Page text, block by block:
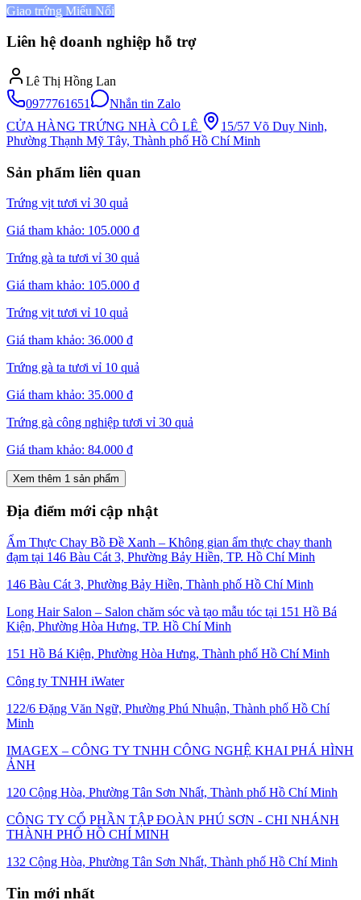
Giao trứng Miếu Nổi
Liên hệ doanh nghiệp hỗ trợ
Lê Thị Hồng Lan
0977761651
Nhắn tin Zalo
CỬA HÀNG TRỨNG NHÀ CÔ LÊ
15/57 Võ Duy Ninh,
Phường Thạnh Mỹ Tây, Thành phố Hồ Chí Minh
Sản phẩm liên quan
Trứng vịt tươi vỉ 30 quả
Giá tham khảo: 105.000 đ
Trứng gà ta tươi vỉ 30 quả
Giá tham khảo: 105.000 đ
Trứng vịt tươi vỉ 10 quả
Giá tham khảo: 36.000 đ
Trứng gà ta tươi vỉ 10 quả
Giá tham khảo: 35.000 đ
Trứng gà công nghiệp tươi vỉ 30 quả
Giá tham khảo: 84.000 đ
Xem thêm 1 sản phẩm
Địa điểm mới cập nhật
Ẩm Thực Chay Bồ Đề Xanh – Không gian ẩm thực chay thanh
đạm tại 146 Bàu Cát 3, Phường Bảy Hiền, TP. Hồ Chí Minh
146 Bàu Cát 3, Phường Bảy Hiền, Thành phố Hồ Chí Minh
Long Hair Salon – Salon chăm sóc và tạo mẫu tóc tại 151 Hồ Bá
Kiện, Phường Hòa Hưng, TP. Hồ Chí Minh
151 Hồ Bá Kiện, Phường Hòa Hưng, Thành phố Hồ Chí Minh
Công ty TNHH iWater
122/6 Đặng Văn Ngữ, Phường Phú Nhuận, Thành phố Hồ Chí
Minh
IMAGEX – CÔNG TY TNHH CÔNG NGHỆ KHAI PHÁ HÌNH
ẢNH
120 Cộng Hòa, Phường Tân Sơn Nhất, Thành phố Hồ Chí Minh
CÔNG TY CỔ PHẦN TẬP ĐOÀN PHÚ SƠN - CHI NHÁNH
THÀNH PHỐ HỒ CHÍ MINH
132 Cộng Hòa, Phường Tân Sơn Nhất, Thành phố Hồ Chí Minh
Tin mới nhất